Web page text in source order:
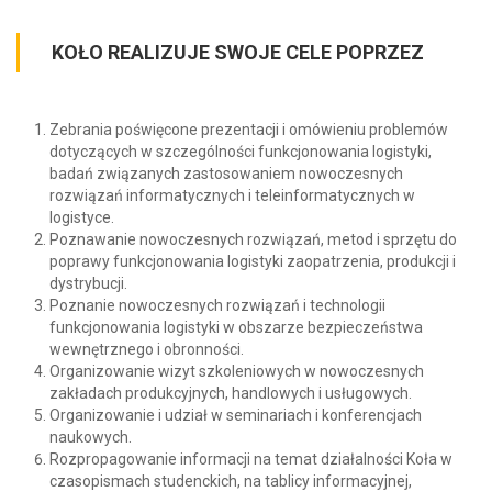
KOŁO REALIZUJE SWOJE CELE POPRZEZ
Zebrania poświęcone prezentacji i omówieniu problemów
dotyczących w szczególności funkcjonowania logistyki,
badań związanych zastosowaniem nowoczesnych
rozwiązań informatycznych i teleinformatycznych w
logistyce.
Poznawanie nowoczesnych rozwiązań, metod i sprzętu do
poprawy funkcjonowania logistyki zaopatrzenia, produkcji i
dystrybucji.
Poznanie nowoczesnych rozwiązań i technologii
funkcjonowania logistyki w obszarze bezpieczeństwa
wewnętrznego i obronności.
Organizowanie wizyt szkoleniowych w nowoczesnych
zakładach produkcyjnych, handlowych i usługowych.
Organizowanie i udział w seminariach i konferencjach
naukowych.
Rozpropagowanie informacji na temat działalności Koła w
czasopismach studenckich, na tablicy informacyjnej,